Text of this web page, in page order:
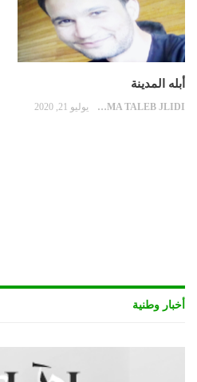
أبله المدينة
OUSSAMA TALEB JLIDI يوليو 21, 2020
أخبار وطنية